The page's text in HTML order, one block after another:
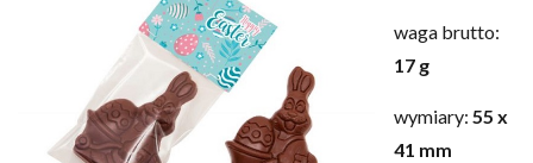
waga brutto:
17 g
wymiary: 55 x
41 mm